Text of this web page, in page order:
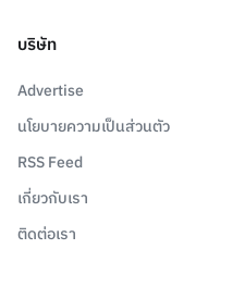
บริษัท
Advertise
นโยบายความเป็นส่วนตัว
RSS Feed
เกี่ยวกับเรา
ติดต่อเรา